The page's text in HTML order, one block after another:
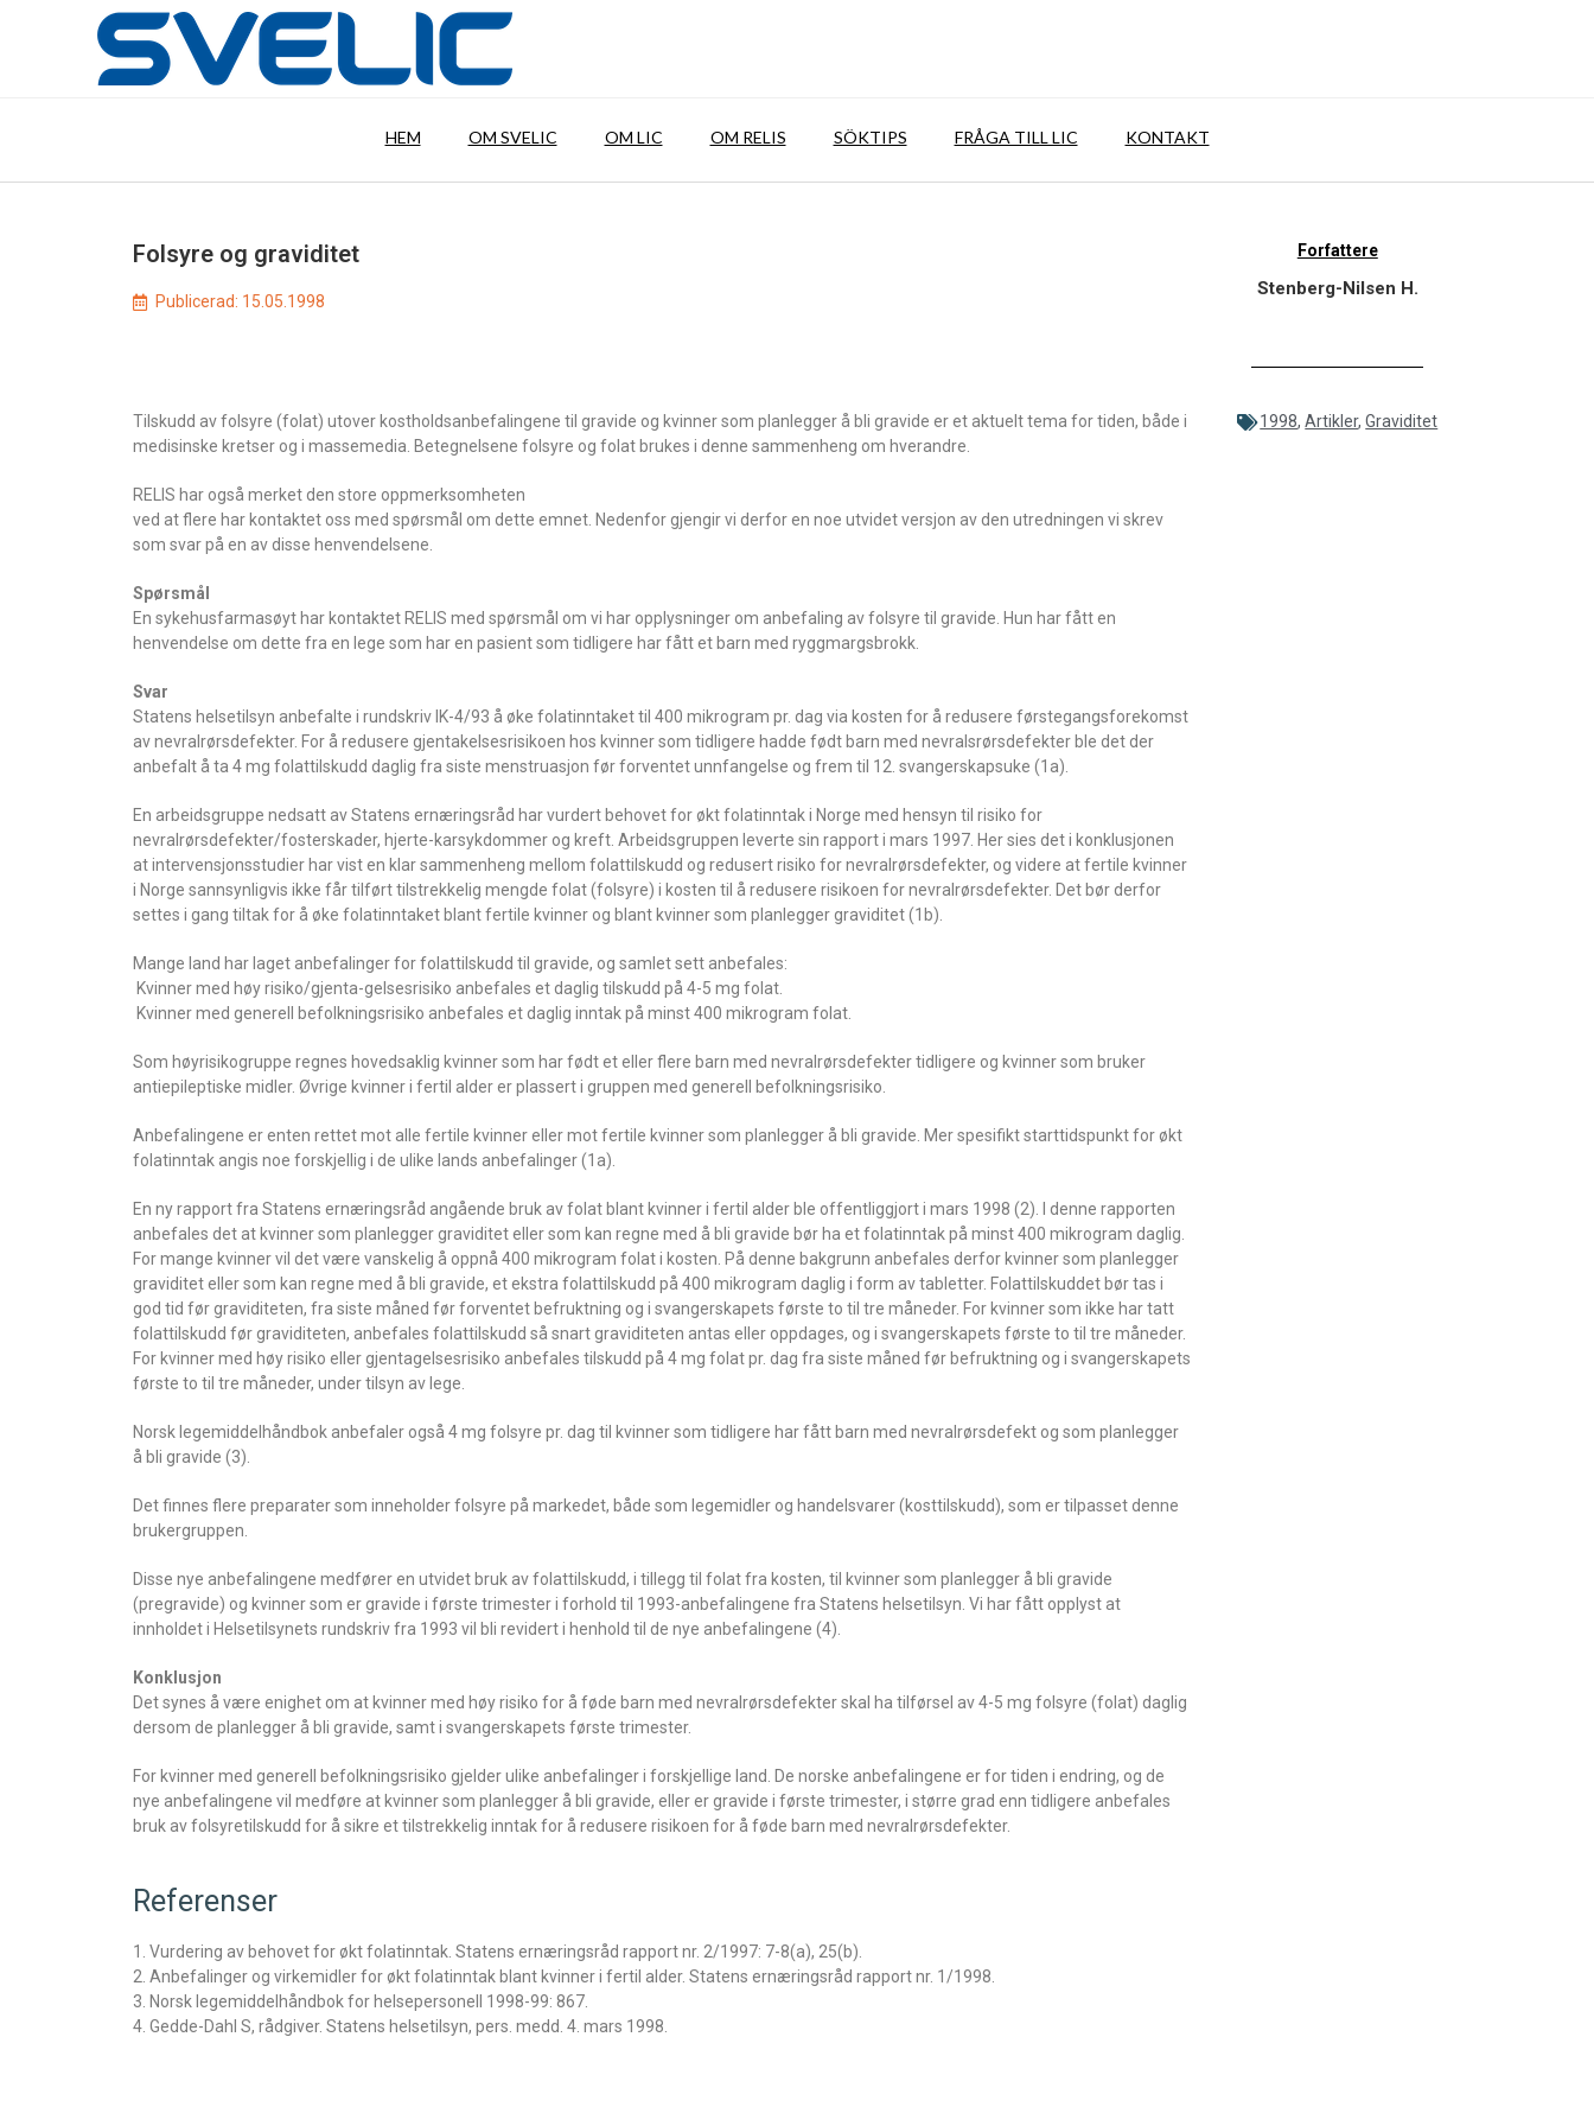
HEM OM SVELIC OM LIC OM RELIS SÖKTIPS FRÅGA TILL LIC KONTAKT
Folsyre og graviditet
Publicerad: 15.05.1998
Tilskudd av folsyre (folat) utover kostholdsanbefalingene til gravide og kvinner som planlegger å bli gravide er et aktuelt tema for tiden, både i
medisinske kretser og i massemedia. Betegnelsene folsyre og folat brukes i denne sammenheng om hverandre.
RELIS har også merket den store oppmerksomheten
ved at flere har kontaktet oss med spørsmål om dette emnet. Nedenfor gjengir vi derfor en noe utvidet versjon av den utredningen vi skrev
som svar på en av disse henvendelsene.
Spørsmål
En sykehusfarmasøyt har kontaktet RELIS med spørsmål om vi har opplysninger om anbefaling av folsyre til gravide. Hun har fått en
henvendelse om dette fra en lege som har en pasient som tidligere har fått et barn med ryggmargsbrokk.
Svar
Statens helsetilsyn anbefalte i rundskriv IK-4/93 å øke folatinntaket til 400 mikrogram pr. dag via kosten for å redusere førstegangsforekomst
av nevralrørsdefekter. For å redusere gjentakelsesrisikoen hos kvinner som tidligere hadde født barn med nevralsrørsdefekter ble det der
anbefalt å ta 4 mg folattilskudd daglig fra siste menstruasjon før forventet unnfangelse og frem til 12. svangerskapsuke (1a).
En arbeidsgruppe nedsatt av Statens ernæringsråd har vurdert behovet for økt folatinntak i Norge med hensyn til risiko for
nevralrørsdefekter/fosterskader, hjerte-karsykdommer og kreft. Arbeidsgruppen leverte sin rapport i mars 1997. Her sies det i konklusjonen
at intervensjonsstudier har vist en klar sammenheng mellom folattilskudd og redusert risiko for nevralrørsdefekter, og videre at fertile kvinner
i Norge sannsynligvis ikke får tilført tilstrekkelig mengde folat (folsyre) i kosten til å redusere risikoen for nevralrørsdefekter. Det bør derfor
settes i gang tiltak for å øke folatinntaket blant fertile kvinner og blant kvinner som planlegger graviditet (1b).
Mange land har laget anbefalinger for folattilskudd til gravide, og samlet sett anbefales:
 Kvinner med høy risiko/gjenta-gelsesrisiko anbefales et daglig tilskudd på 4-5 mg folat.
 Kvinner med generell befolkningsrisiko anbefales et daglig inntak på minst 400 mikrogram folat.
Som høyrisikogruppe regnes hovedsaklig kvinner som har født et eller flere barn med nevralrørsdefekter tidligere og kvinner som bruker
antiepileptiske midler. Øvrige kvinner i fertil alder er plassert i gruppen med generell befolkningsrisiko.
Anbefalingene er enten rettet mot alle fertile kvinner eller mot fertile kvinner som planlegger å bli gravide. Mer spesifikt starttidspunkt for økt
folatinntak angis noe forskjellig i de ulike lands anbefalinger (1a).
En ny rapport fra Statens ernæringsråd angående bruk av folat blant kvinner i fertil alder ble offentliggjort i mars 1998 (2). I denne rapporten
anbefales det at kvinner som planlegger graviditet eller som kan regne med å bli gravide bør ha et folatinntak på minst 400 mikrogram daglig.
For mange kvinner vil det være vanskelig å oppnå 400 mikrogram folat i kosten. På denne bakgrunn anbefales derfor kvinner som planlegger
graviditet eller som kan regne med å bli gravide, et ekstra folattilskudd på 400 mikrogram daglig i form av tabletter. Folattilskuddet bør tas i
god tid før graviditeten, fra siste måned før forventet befruktning og i svangerskapets første to til tre måneder. For kvinner som ikke har tatt
folattilskudd før graviditeten, anbefales folattilskudd så snart graviditeten antas eller oppdages, og i svangerskapets første to til tre måneder.
For kvinner med høy risiko eller gjentagelsesrisiko anbefales tilskudd på 4 mg folat pr. dag fra siste måned før befruktning og i svangerskapets
første to til tre måneder, under tilsyn av lege.
Norsk legemiddelhåndbok anbefaler også 4 mg folsyre pr. dag til kvinner som tidligere har fått barn med nevralrørsdefekt og som planlegger
å bli gravide (3).
Det finnes flere preparater som inneholder folsyre på markedet, både som legemidler og handelsvarer (kosttilskudd), som er tilpasset denne
brukergruppen.
Disse nye anbefalingene medfører en utvidet bruk av folattilskudd, i tillegg til folat fra kosten, til kvinner som planlegger å bli gravide
(pregravide) og kvinner som er gravide i første trimester i forhold til 1993-anbefalingene fra Statens helsetilsyn. Vi har fått opplyst at
innholdet i Helsetilsynets rundskriv fra 1993 vil bli revidert i henhold til de nye anbefalingene (4).
Konklusjon
Det synes å være enighet om at kvinner med høy risiko for å føde barn med nevralrørsdefekter skal ha tilførsel av 4-5 mg folsyre (folat) daglig
dersom de planlegger å bli gravide, samt i svangerskapets første trimester.
For kvinner med generell befolkningsrisiko gjelder ulike anbefalinger i forskjellige land. De norske anbefalingene er for tiden i endring, og de
nye anbefalingene vil medføre at kvinner som planlegger å bli gravide, eller er gravide i første trimester, i større grad enn tidligere anbefales
bruk av folsyretilskudd for å sikre et tilstrekkelig inntak for å redusere risikoen for å føde barn med nevralrørsdefekter.
Referenser
1. Vurdering av behovet for økt folatinntak. Statens ernæringsråd rapport nr. 2/1997: 7-8(a), 25(b).
2. Anbefalinger og virkemidler for økt folatinntak blant kvinner i fertil alder. Statens ernæringsråd rapport nr. 1/1998.
3. Norsk legemiddelhåndbok for helsepersonell 1998-99: 867.
4. Gedde-Dahl S, rådgiver. Statens helsetilsyn, pers. medd. 4. mars 1998.
Forfattere
Stenberg-Nilsen H.
1998,Artikler,Graviditet